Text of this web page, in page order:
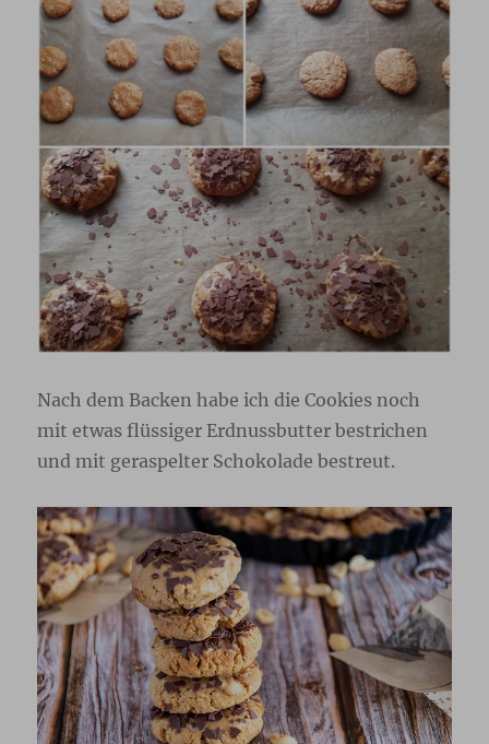
Nach dem Backen habe ich die Cookies noch
mit etwas flüssiger Erdnussbutter bestrichen
und mit geraspelter Schokolade bestreut.